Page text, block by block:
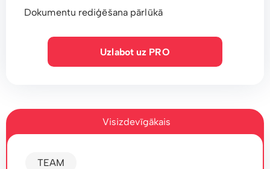
Dokumentu rediģēšana pārlūkā
Uzlabot uz PRO
Visizdevīgākais
TEAM